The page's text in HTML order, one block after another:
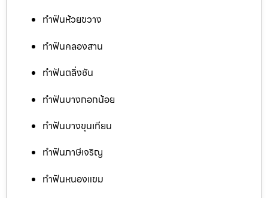
ทำฟันห้วยขวาง
ทำฟันคลองสาน
ทำฟันตลิ่งชัน
ทำฟันบางกอกน้อย
ทำฟันบางขุนเทียน
ทำฟันภาษีเจริญ
ทำฟันหนองแขม